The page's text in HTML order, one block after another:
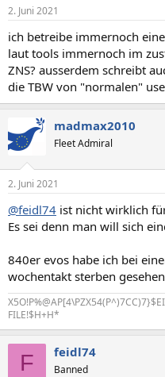
e
:
2. Juni 2021
ich betreibe immernoch
laut tools immernoch im
ZNS? ausserdem schreibt
die TBW von "normalen"
madmax2010
Fleet Admiral
2. Juni 2021
@feidl74 ist nicht wirklich
Es sei denn man will sich
840er evos habe ich bei
wochentakt sterben gesehen
FILE!$H+H*
F feidl74
Banned